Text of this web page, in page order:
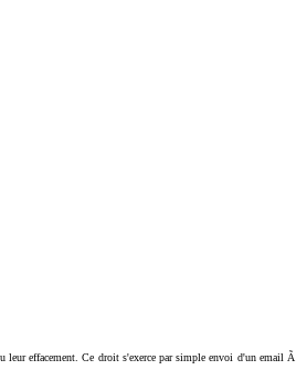
effacement. Ce droit s'exerce par simple envoi d'un email Ã